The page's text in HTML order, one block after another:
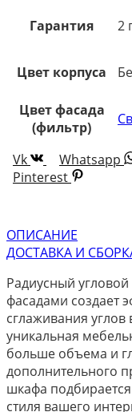
Гарантия 2
Цвет корпуса
Цвет фасада
(фильтр)
Vk
Whatsapp
Pinterest
ОПИСАНИЕ
ДОСТАВКА И
Радиусный
фасадами создает
сглаживания
уникальная
больше объема и
дополнительного
шкафа
стиля вашего